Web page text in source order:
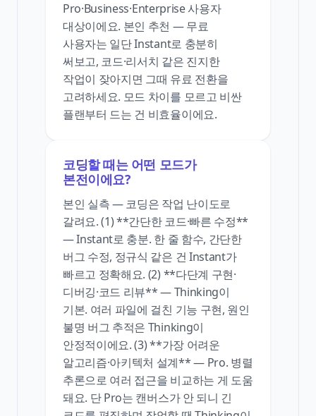
Pro·Business·Enterprise 사용자
대상이에요. 본인 추천 — 무료
사용자는 일단 Instant로 충분히
써보고, 코드·리서치 같은 진지한
작업이 잦아지면 그때 유료 전환을
고려하세요. 모드 차이를 모르고 비싼
플랜부터 드는 건 비효율이에요.
코딩할 때는 어떤 모드가
본전이에요?
본인 실측 — 코딩은 작업 난이도로
갈려요. (1) **간단한 코드·빠른 수정**
— Instant로 충분. 한 줄 함수, 간단한
버그 수정, 정규식 같은 건 Instant가
빠르고 정확해요. (2) **다단계 구현·
디버깅·코드 리뷰** — Thinking이
기본. 여러 파일에 걸친 기능 구현, 원인
불명 버그 추적은 Thinking이
안정적이에요. (3) **가장 어려운
알고리즘·아키텍처 설계** — Pro. 병렬
추론으로 여러 접근을 비교하는 게 도움
돼요. 단 Pro는 캔버스가 안 되니 긴